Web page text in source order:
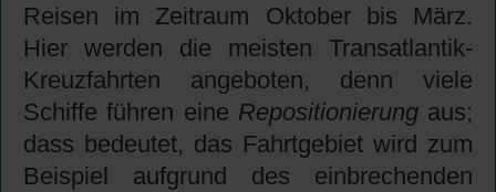
Reisen im Zeitraum Oktober bis März.
Hier werden die meisten Transatlantik-
Kreuzfahrten angeboten, denn viele
Schiffe führen eine Repositionierung aus;
dass bedeutet, das Fahrtgebiet wird zum
Beispiel aufgrund des einbrechenden